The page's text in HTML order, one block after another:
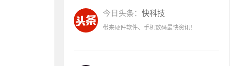
今日头条： 快科技
带来硬件软件、手机数码最快资讯！